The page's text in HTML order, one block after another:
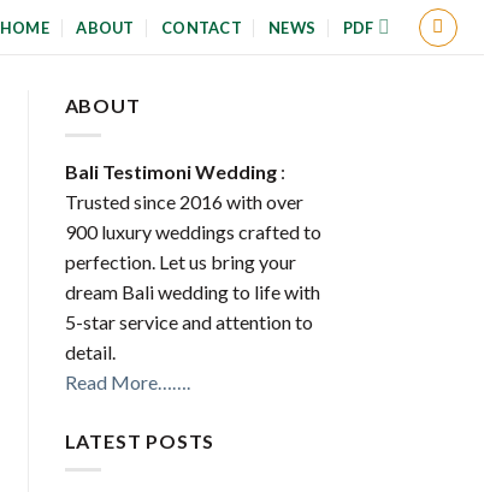
HOME ABOUT CONTACT NEWS PDF
ABOUT
Bali Testimoni Wedding:
Trusted since 2016 with over
900 luxury weddings crafted to
perfection. Let us bring your
dream Bali wedding to life with
5-star service and attention to
detail.
Read More…….
LATEST POSTS